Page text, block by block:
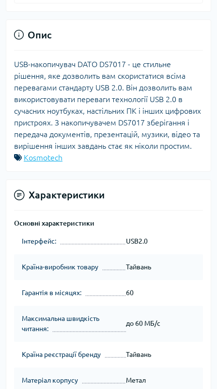
Опис
USB-накопичувач DATO DS7017 - це стильне
рішення, яке дозволить вам скористатися всіма
перевагами стандарту USB 2.0. Він дозволить вам
використовувати переваги технології USB 2.0 в
сучасних ноутбуках, настільних ПК і інших цифрових
пристроях. З накопичувачем DS7017 зберігання і
передача документів, презентацій, музики, відео та
вирішення інших завдань стає як ніколи простим.
Kosmotech
Характеристики
Основні характеристики
Інтерфейс: USB2.0
Країна-виробник товару Тайвань
Гарантія в місяцях: 60
Максимальна швидкість
читання:
до 60 МБ/с
Країна реєстрації бренду Тайвань
Матеріал корпусу Метал